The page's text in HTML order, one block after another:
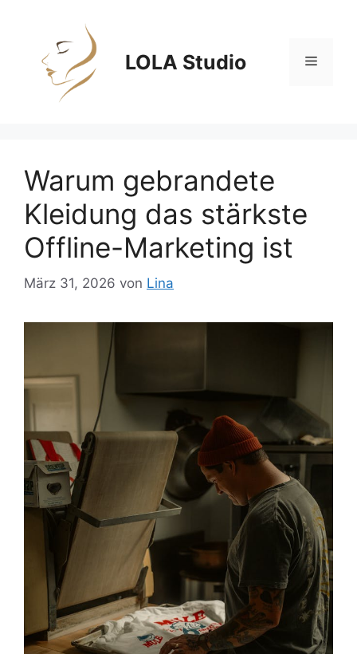
springen
LOLA Studio Menü
Warum gebrandete
Kleidung das stärkste
Offline-Marketing ist
März 31, 2026 von Lina